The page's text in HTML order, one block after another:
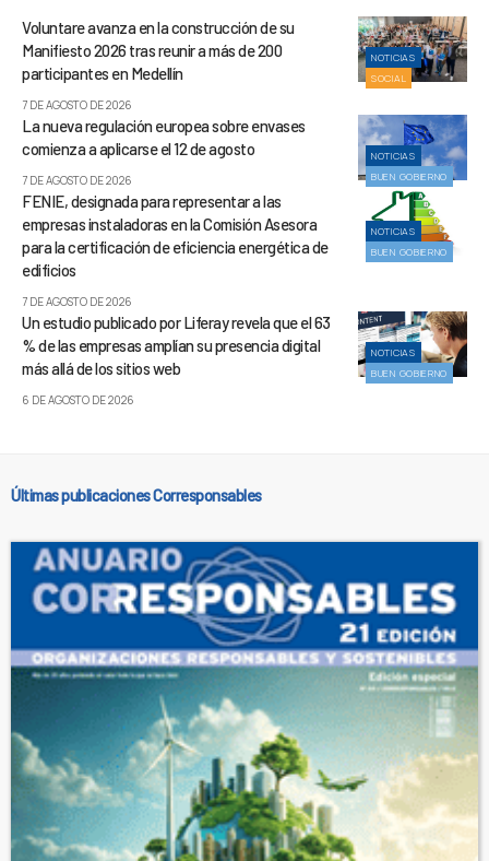
NOTICIAS
SOCIAL
Voluntare avanza en la construcción de su
Manifiesto 2026 tras reunir a más de 200
participantes en Medellín
7 DE AGOSTO DE 2026
NOTICIAS
BUEN GOBIERNO
La nueva regulación europea sobre envases
comienza a aplicarse el 12 de agosto
7 DE AGOSTO DE 2026
NOTICIAS
BUEN GOBIERNO
FENIE, designada para representar a las
empresas instaladoras en la Comisión Asesora
para la certificación de eficiencia energética de
edificios
7 DE AGOSTO DE 2026
NOTICIAS
BUEN GOBIERNO
Un estudio publicado por Liferay revela que el 63
% de las empresas amplían su presencia digital
más allá de los sitios web
6 DE AGOSTO DE 2026
Últimas publicaciones Corresponsables